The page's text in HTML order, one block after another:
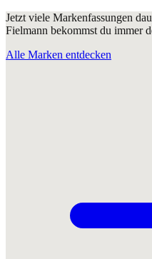
Jetzt viele Markenfassungen
Fielmann bekommst du immer
Alle Marken entdecken